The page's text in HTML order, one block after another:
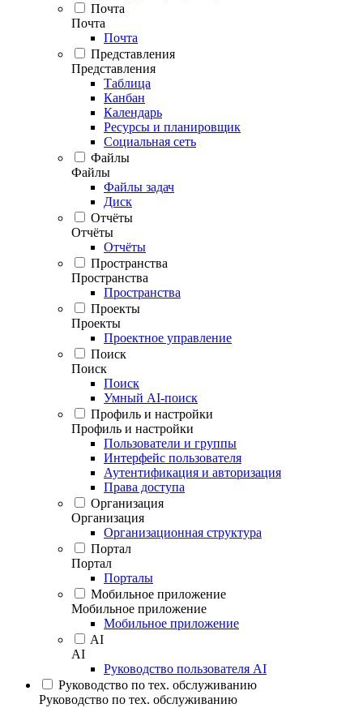
Почта
Почта
Почта
Представления
Представления
Таблица
Канбан
Календарь
Ресурсы и планировщик
Социальная сеть
Файлы
Файлы
Файлы задач
Диск
Отчёты
Отчёты
Отчёты
Пространства
Пространства
Пространства
Проекты
Проекты
Проектное управление
Поиск
Поиск
Поиск
Умный AI-поиск
Профиль и настройки
Профиль и настройки
Пользователи и группы
Интерфейс пользователя
Аутентификация и авторизация
Права доступа
Организация
Организация
Организационная структура
Портал
Портал
Порталы
Мобильное приложение
Мобильное приложение
Мобильное приложение
AI
AI
Руководство пользователя AI
Руководство по тех. обслуживанию
Руководство по тех. обслуживанию